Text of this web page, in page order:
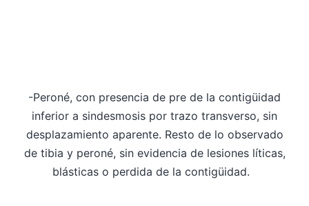
-Peroné, con presencia de pre de la contigüidad
inferior a sindesmosis por trazo transverso, sin
desplazamiento aparente. Resto de lo observado
de tibia y peroné, sin evidencia de lesiones líticas,
blásticas o perdida de la contigüidad.